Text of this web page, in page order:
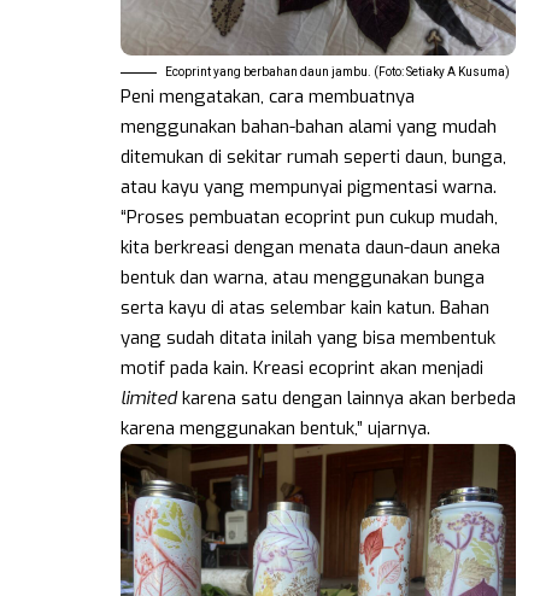
Ecoprint yang berbahan daun jambu. (Foto: Setiaky A Kusuma)
Peni mengatakan, cara membuatnya
menggunakan bahan-bahan alami yang mudah
ditemukan di sekitar rumah seperti daun, bunga,
atau kayu yang mempunyai pigmentasi warna.
“Proses pembuatan ecoprint pun cukup mudah,
kita berkreasi dengan menata daun-daun aneka
bentuk dan warna, atau menggunakan bunga
serta kayu di atas selembar kain katun. Bahan
yang sudah ditata inilah yang bisa membentuk
motif pada kain. Kreasi ecoprint akan menjadi
limitedkarena satu dengan lainnya akan berbeda
karena menggunakan bentuk,” ujarnya.